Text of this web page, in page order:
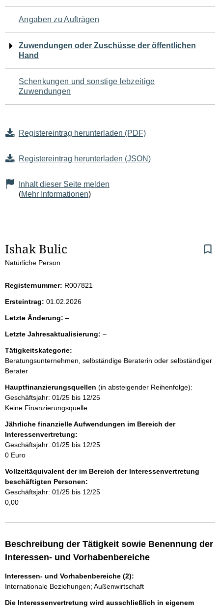
Angaben zu Aufträgen
Zuwendungen oder Zuschüsse der öffentlichen
Hand
Schenkungen und sonstige lebzeitige
Zuwendungen
Registereintrag herunterladen (PDF)
Registereintrag herunterladen (JSON)
Inhalt dieser Seite melden
(Mehr Informationen)
S
e
i
t
e
n
i
n
h
a
l
t
Ishak Bulic
Natürliche Person
Registernummer: R007821
Ersteintrag: 01.02.2026
Letzte Änderung: –l
e
r
Letzte Jahresaktualisierung: –l
r
Tätigkeitskategorie:
Beratungsunternehmen, selbständige Beraterin oder selbständiger
Berater
Hauptfinanzierungsquellen (in absteigender Reihenfolge):
Geschäftsjahr: 01/25 bis 12/25
Keine Finanzierungsquelle
Jährliche finanzielle Aufwendungen im Bereich der
Interessenvertretung:
Geschäftsjahr: 01/25 bis 12/25
0 Euro
Vollzeitäquivalent der im Bereich der Interessenvertretung
beschäftigten Personen:
Geschäftsjahr: 01/25 bis 12/25
0,00
Beschreibung der Tätigkeit sowie Benennung der
Interessen- und Vorhabenbereiche
Interessen- und Vorhabenbereiche (2):
Internationale Beziehungen; Außenwirtschaft
Die Interessenvertretung wird ausschließlich in eigenem